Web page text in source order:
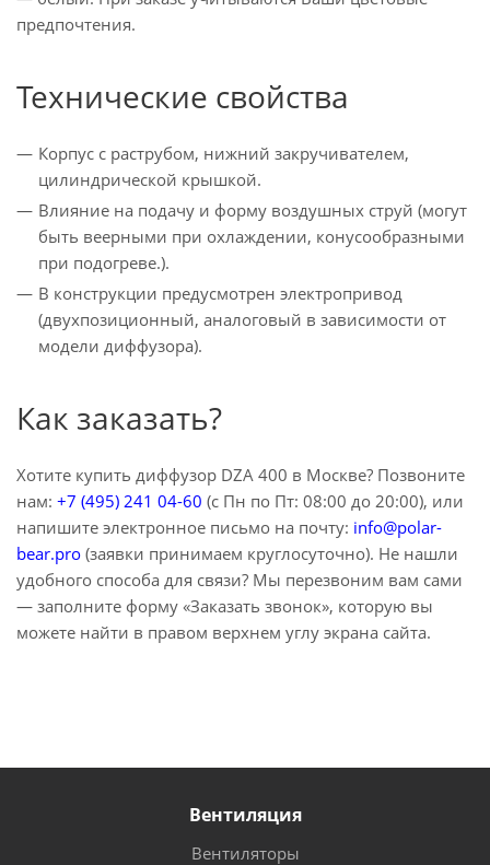
предпочтения.
Технические свойства
Корпус с раструбом, нижний закручивателем,
цилиндрической крышкой.
Влияние на подачу и форму воздушных струй (могут
быть веерными при охлаждении, конусообразными
при подогреве.).
В конструкции предусмотрен электропривод
(двухпозиционный, аналоговый в зависимости от
модели диффузора).
Как заказать?
Хотите купить диффузор DZA 400 в Москве? Позвоните
нам: +7 (495) 241 04-60 (с Пн по Пт: 08:00 до 20:00), или
напишите электронное письмо на почту: info@polar-
bear.pro (заявки принимаем круглосуточно). Не нашли
удобного способа для связи? Мы перезвоним вам сами
— заполните форму «Заказать звонок», которую вы
можете найти в правом верхнем углу экрана сайта.
Вентиляция
Вентиляторы